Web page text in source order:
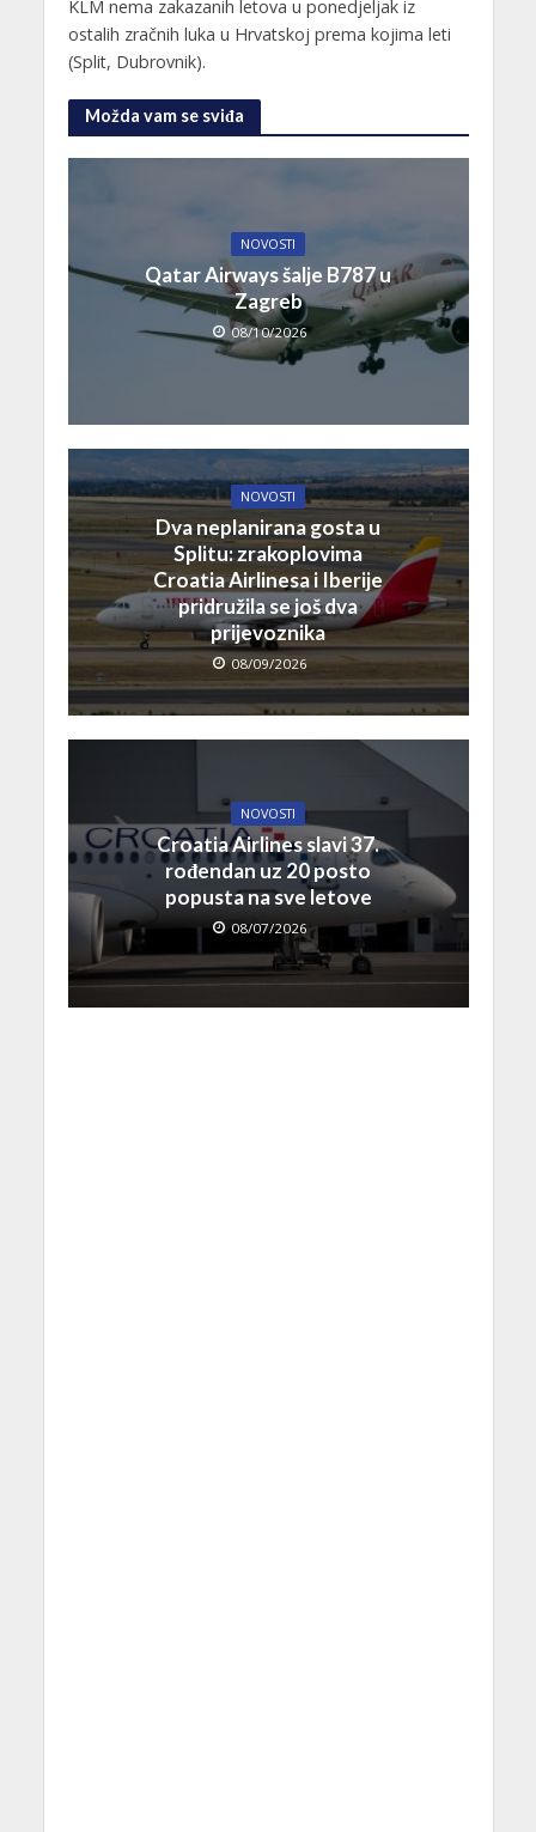
KLM nema zakazanih letova u ponedjeljak iz
ostalih zračnih luka u Hrvatskoj prema kojima leti
(Split, Dubrovnik).
Možda vam se sviđa
NOVOSTI
Qatar Airways šalje B787 u
Zagreb
08/10/2026
NOVOSTI
Dva neplanirana gosta u
Splitu: zrakoplovima
Croatia Airlinesa i Iberije
pridružila se još dva
prijevoznika
08/09/2026
NOVOSTI
Croatia Airlines slavi 37.
rođendan uz 20 posto
popusta na sve letove
08/07/2026